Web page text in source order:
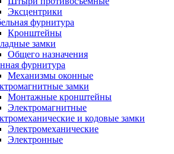
Эксцентрики
фурнитура
Кронштейны
замки
Общего назначения
фурнитура
Механизмы оконные
замки
Монтажные кронштейны
Электромагнитные
и кодовые замки
Электромеханические
Электронные